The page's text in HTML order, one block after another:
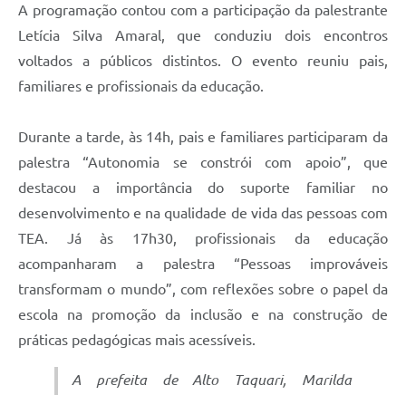
A programação contou com a participação da palestrante
Letícia Silva Amaral, que conduziu dois encontros
voltados a públicos distintos. O evento reuniu pais,
familiares e profissionais da educação.
Durante a tarde, às 14h, pais e familiares participaram da
palestra “Autonomia se constrói com apoio”, que
destacou a importância do suporte familiar no
desenvolvimento e na qualidade de vida das pessoas com
TEA. Já às 17h30, profissionais da educação
acompanharam a palestra “Pessoas improváveis
transformam o mundo”, com reflexões sobre o papel da
escola na promoção da inclusão e na construção de
práticas pedagógicas mais acessíveis.
A prefeita de Alto Taquari, Marilda